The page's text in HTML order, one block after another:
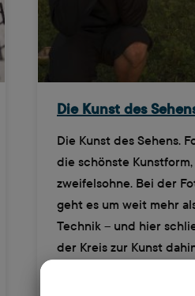
Die Kunst des
Die Kunst des Sehens.
die schönste Kunstform,
zweifelsohne. Bei der
geht es um weit mehr
Technik – und hier
der Kreis zur Kunst